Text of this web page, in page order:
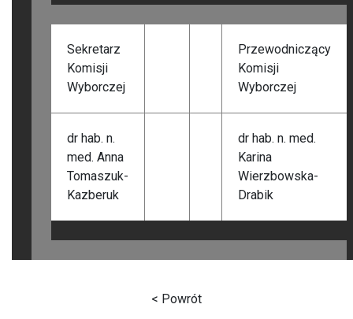
Sekretarz
Komisji
Wyborczej
Przewodniczący
Komisji
Wyborczej
dr hab. n.
med. Anna
Tomaszuk-
Kazberuk
dr hab. n. med.
Karina
Wierzbowska-
Drabik
< Powrót